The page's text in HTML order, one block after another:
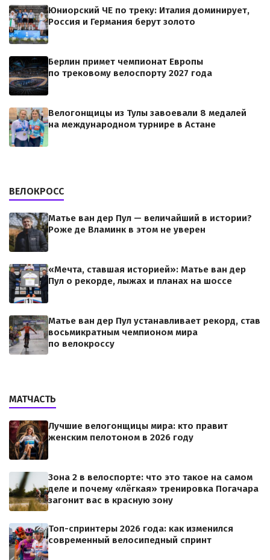
Юниорский ЧЕ по треку: Италия доминирует,
Россия и Германия берут золото
Берлин примет чемпионат Европы
по трековому велоспорту 2027 года
Велогонщицы из Тулы завоевали 8 медалей
на международном турнире в Астане
ВЕЛОКРОСС
Матье ван дер Пул — величайший в истории?
Роже де Вламинк в этом не уверен
«Мечта, ставшая историей»: Матье ван дер
Пул о рекорде, лыжах и планах на шоссе
Матье ван дер Пул устанавливает рекорд, став
восьмикратным чемпионом мира
по велокроссу
МАТЧАСТЬ
Лучшие велогонщицы мира: кто правит
женским пелотоном в 2026 году
Зона 2 в велоспорте: что это такое на самом
деле и почему «лёгкая» тренировка Погачара
загонит вас в красную зону
Топ-спринтеры 2026 года: как изменился
современный велосипедный спринт